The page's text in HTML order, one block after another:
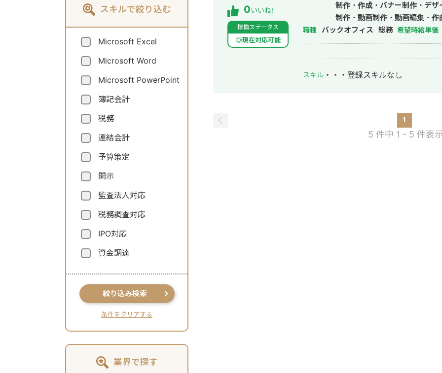
スキルで絞り込む
Microsoft Excel
Microsoft Word
Microsoft PowerPoint
簿記会計
税務
連結会計
予算策定
開示
監査法人対応
税務調査対応
IPO対応
資金調達
絞り込み検索
条件をクリアする
業界で探す
0いいね!
稼働ステータス
◎現在対応可能
制作・作成・バナー制作・デ
制作・動画制作・動画編集・
職種 バックオフィス 総務 希望時給単価
スキル ・・・ 登録スキルなし
1
5 件中 1 - 5 件表